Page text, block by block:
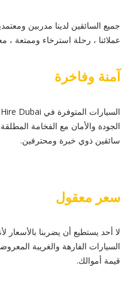
جميع السائقين لدينا مدربين
عملائنا ، رحلة استرخاء وممتعة ،
آمنة وفاخرة
الجودة والأمان مع الفخامة
سائقين ذوي خبرة ومحترفين.
سعر معقول
لا أحد يستطيع أن يضربنا بالأسعار
السيارات الفارهة والغريبة
قيمة أموالك.